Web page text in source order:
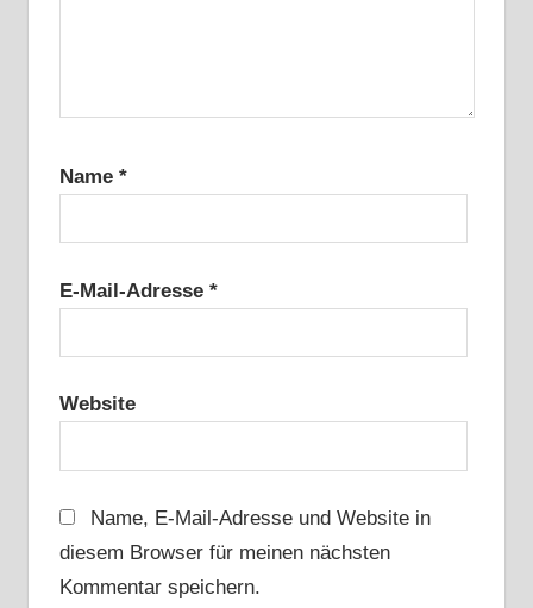
Name *
E-Mail-Adresse *
Website
Name, E-Mail-Adresse und Website in
diesem Browser für meinen nächsten
Kommentar speichern.